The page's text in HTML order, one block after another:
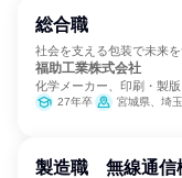
総合職
社会を支える包装で未来
福助工業株式会社
化学メーカー、印刷・製
27年卒 宮城県、埼玉県、東京都、神奈川県、静岡県、愛
製造職 無線通信